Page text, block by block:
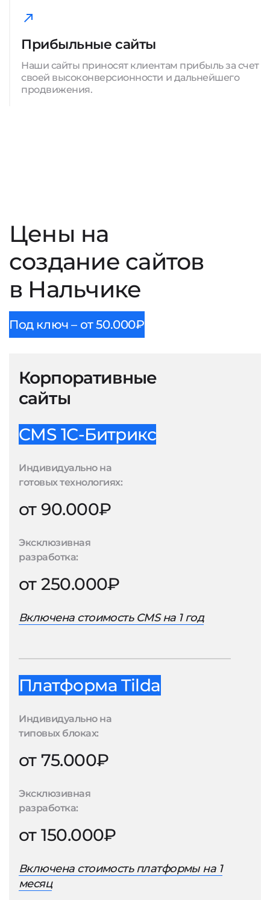
Прибыльные сайты
Наши сайты приносят клиентам прибыль за счет
своей высоконверсионности и дальнейшего
продвижения.
Цены на
создание сайтов
в Нальчике
Под ключ – от 50.000₽
Корпоративные
сайты
CMS 1С-Битрикс
Индивидуально на
готовых технологиях:
от 90.000₽
Эксклюзивная
разработка:
от 250.000₽
Включена стоимость CMS на 1 год
Платформа Tilda
Индивидуально на
типовых блоках:
от 75.000₽
Эксклюзивная
разработка:
от 150.000₽
Включена стоимость платформы на 1
месяц